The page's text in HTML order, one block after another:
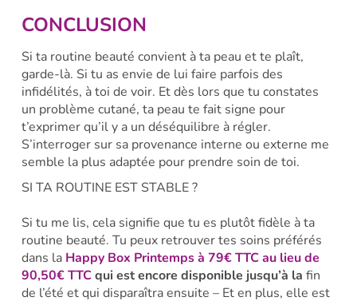
CONCLUSION
Si ta routine beauté convient à ta peau et te plaît,
garde-là. Si tu as envie de lui faire parfois des
infidélités, à toi de voir. Et dès lors que tu constates
un problème cutané, ta peau te fait signe pour
t’exprimer qu’il y a un déséquilibre à régler.
S’interroger sur sa provenance interne ou externe me
semble la plus adaptée pour prendre soin de toi.
SI TA ROUTINE EST STABLE ?
Si tu me lis, cela signifie que tu es plutôt fidèle à ta
routine beauté. Tu peux retrouver tes soins préférés
dans la Happy Box Printemps à 79€ TTC au lieu de
90,50€ TTCqui est encore disponible jusqu’à la fin
de l’été et qui disparaîtra ensuite – Et en plus, elle est